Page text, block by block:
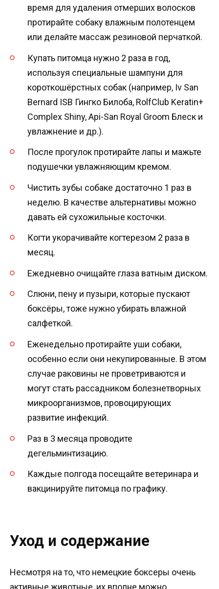
время для удаления отмерших волосков
протирайте собаку влажным полотенцем
или делайте массаж резиновой перчаткой.
Купать питомца нужно 2 раза в год,
используя специальные шампуни для
короткошёрстных собак (например, Iv San
Bernard ISB Гингко Билоба, RolfClub Keratin+
Complex Shiny, Api-San Royal Groom Блеск и
увлажнение и др.).
После прогулок протирайте лапы и мажьте
подушечки увлажняющим кремом.
Чистить зубы собаке достаточно 1 раз в
неделю. В качестве альтернативы можно
давать ей сухожильные косточки.
Когти укорачивайте когтерезом 2 раза в
месяц.
Ежедневно очищайте глаза ватным диском.
Слюни, пену и пузыри, которые пускают
боксёры, тоже нужно убирать влажной
салфеткой.
Еженедельно протирайте уши собаки,
особенно если они некупированные. В этом
случае раковины не проветриваются и
могут стать рассадником болезнетворных
микроорганизмов, провоцирующих
развитие инфекций.
Раз в 3 месяца проводите
дегельминтизацию.
Каждые полгода посещайте ветеринара и
вакцинируйте питомца по графику.
Уход и содержание
Несмотря на то, что немецкие боксеры очень
активные животные, их вполне можно